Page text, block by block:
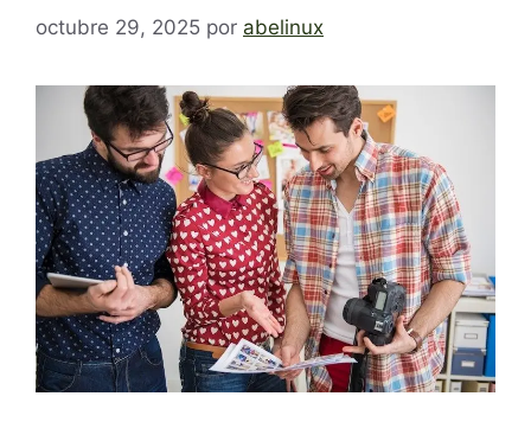
octubre 29, 2025 por abelinux